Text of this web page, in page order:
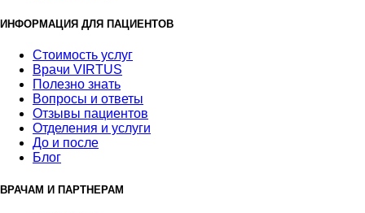
ИНФОРМАЦИЯ ДЛЯ ПАЦИЕНТОВ
Стоимость услуг
Врачи VIRTUS
Полезно знать
Вопросы и ответы
Отзывы пациентов
Отделения и услуги
До и после
Блог
ВРАЧАМ И ПАРТНЕРАМ